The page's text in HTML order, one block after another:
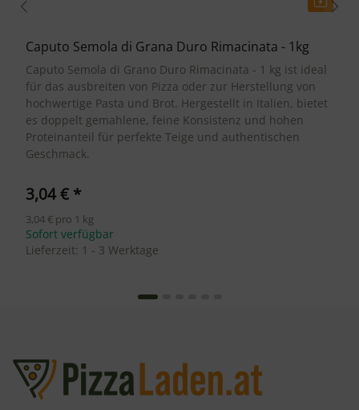
Caputo Semola di Grana Duro Rimacinata - 1kg
Caputo Semola di Grano Duro Rimacinata - 1 kg ist ideal
für das ausbreiten von Pizza oder zur Herstellung von
hochwertige Pasta und Brot. Hergestellt in Italien, bietet
es doppelt gemahlene, feine Konsistenz und hohen
Proteinanteil für perfekte Teige und authentischen
Geschmack.
3,04 € *
3,04 € pro 1 kg
Sofort verfügbar
Lieferzeit: 1 - 3 Werktage